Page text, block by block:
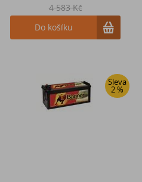
4 583 Kč
Do košíku
Sleva
2 %